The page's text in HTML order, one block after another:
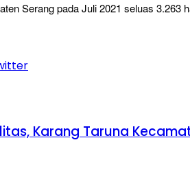
Serang pada Juli 2021 seluas
Karang Taruna